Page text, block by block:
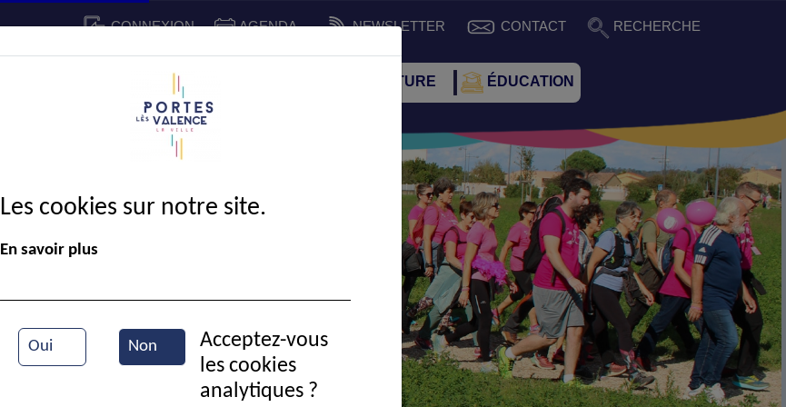
CONNEXION AGENDA NEWSLETTER CONTACT RECHERCHE
CADRE DE VIE SPORT ET CULTURE ÉDUCATION
Marche rose
Les cookies sur notre site.
En savoir plus
Oui Non
Acceptez-vous
les cookies
analytiques ?